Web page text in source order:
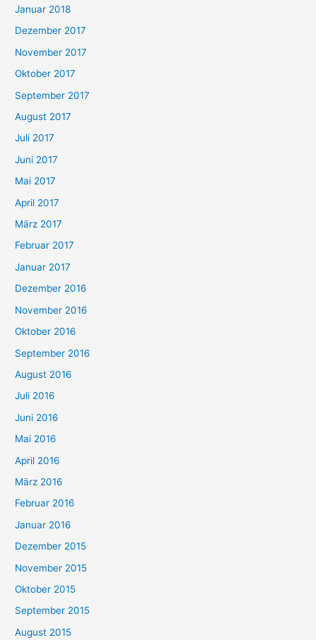
Januar 2018
Dezember 2017
November 2017
Oktober 2017
September 2017
August 2017
Juli 2017
Juni 2017
Mai 2017
April 2017
März 2017
Februar 2017
Januar 2017
Dezember 2016
November 2016
Oktober 2016
September 2016
August 2016
Juli 2016
Juni 2016
Mai 2016
April 2016
März 2016
Februar 2016
Januar 2016
Dezember 2015
November 2015
Oktober 2015
September 2015
August 2015